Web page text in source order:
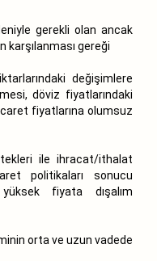
gerekli olan ancak
karşılanması gereği
değişimlere
döviz fiyatlarındaki
fiyatlarına olumsuz
ile ihracat/ithalat
politikaları sonucu
yüksek fiyata dışalım
orta ve uzun vadede